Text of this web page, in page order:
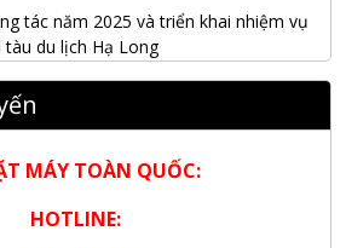
tác năm 2025 và triển khai nhiệm vụ
du lịch Hạ Long
phòng Ninh Bình & kỷ niệm 15 năm
nặng Sơn Đông tổ chức Hội nghị đối
MÁY TOÀN QUỐC:
HOTLINE: